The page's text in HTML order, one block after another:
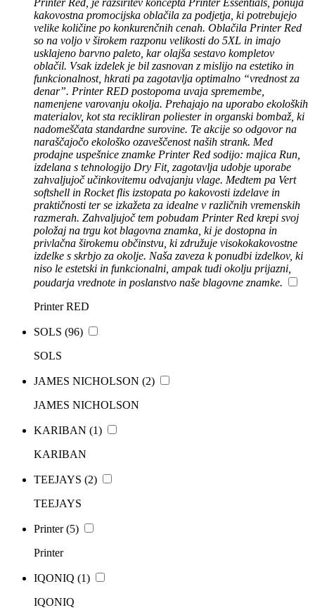
Printer Red, je razširitev koncepta Printer Essentials, ponuja
kakovostna promocijska oblačila za podjetja, ki potrebujejo
velike količine po konkurenčnih cenah. Oblačila Printer Red
so na voljo v širokem razponu velikosti do 5XL in imajo
usklajeno barvno paleto, kar olajša sestavo kompletov
oblačil. Vsak izdelek je bil zasnovan z mislijo na estetiko in
funkcionalnost, hkrati pa zagotavlja optimalno “vrednost za
denar”. Printer RED postopoma uvaja spremembe,
namenjene varovanju okolja. Prehajajo na uporabo ekoloških
materialov, kot sta recikliran poliester in organski bombaž, ki
nadomeščata standardne surovine. Te akcije so odgovor na
naraščajočo ekološko ozaveščenost naših strank. Med
prodajne uspešnice znamke Printer Red sodijo: majica Run,
izdelana s tehnologijo Dry Fit, zagotavlja udobje uporabe
zahvaljujoč učinkovitemu odvajanju vlage. Medtem pa Vert
softshell in Rocket flis izstopata po kakovosti izdelave in
praktičnosti ter se izkažeta za idealne v različnih vremenskih
razmerah. Zahvaljujoč tem pobudam Printer Red krepi svoj
položaj na trgu kot blagovna znamka, ki je dostopna in
privlačna širokemu občinstvu, ki združuje visokokakovostne
izdelke s skrbjo za okolje. Naša zaveza k ponudbi izdelkov, ki
niso le estetski in funkcionalni, ampak tudi okolju prijazni,
poudarja vrednote in poslanstvo naše blagovne znamke.
Printer RED
SOLS (96)
SOLS
JAMES NICHOLSON (2)
JAMES NICHOLSON
KARIBAN (1)
KARIBAN
TEEJAYS (2)
TEEJAYS
Printer(5)
Printer
IQONIQ (1)
IQONIQ